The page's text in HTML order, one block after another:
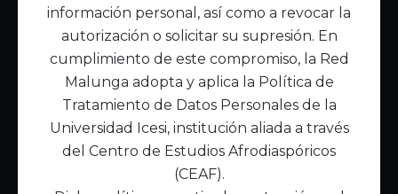
Política de Tratamiento de Datos
información personal, así como a revocar la
autorización o solicitar su supresión. En
cumplimiento de este compromiso, la Red
Malunga adopta y aplica la Política de
Tratamiento de Datos Personales de la
Universidad Icesi, institución aliada a través
del Centro de Estudios Afrodiaspóricos
(CEAF).